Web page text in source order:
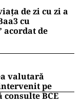
de zi cu zi a
cu
acordat de
valutară
pe
BCE